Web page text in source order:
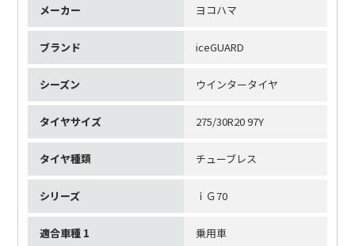
メーカー ヨコハマ
ブランド iceGUARD
シーズン ウインタータイヤ
タイヤサイズ 275/30R20 97Y
タイヤ種類 チューブレス
シリーズ ｉＧ70
適合車種 1 乗用車